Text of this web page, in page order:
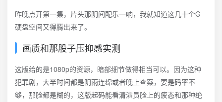
昨晚点开第一集，片头那阴间配乐一响，我就知道这几十个G
硬盘空间又得腾出来了。
画质和那股子压抑感实测
这版给的是1080p的资源，暗部细节做得相当可以。因为这种
犯罪剧，大半时间都是阴雨连绵或者晚上查案，要是码率不
够，那脸都是糊的，这版起码能看清演员脸上的疲态和那种绝